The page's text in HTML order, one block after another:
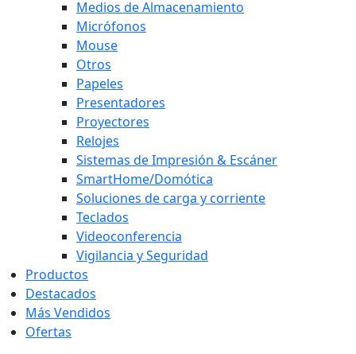
Medios de Almacenamiento
Micrófonos
Mouse
Otros
Papeles
Presentadores
Proyectores
Relojes
Sistemas de Impresión & Escáner
SmartHome/Domótica
Soluciones de carga y corriente
Teclados
Videoconferencia
Vigilancia y Seguridad
Productos
Destacados
Más Vendidos
Ofertas